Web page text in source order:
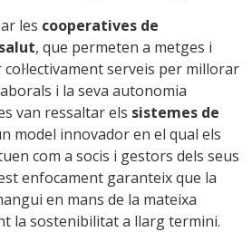
les cooperatives de
, que permeten a metges i
serveis per millorar
i la seva autonomia
van ressaltar els sistemes de
model innovador en el qual els
com a socis i gestors dels seus
enfocament garanteix que la
en mans de la mateixa
la sostenibilitat a llarg termini.